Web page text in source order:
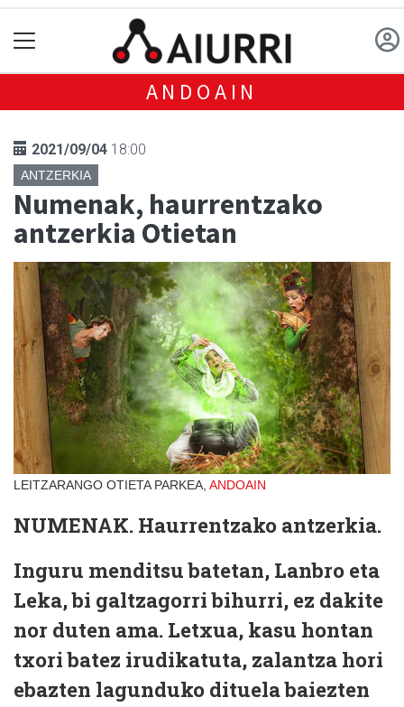
ANDOAIN
2021/09/04 18:00
ANTZERKIA
Numenak, haurrentzako
antzerkia Otietan
LEITZARANGO OTIETA PARKEA, ANDOAIN
NUMENAK. Haurrentzako antzerkia.
Inguru menditsu batetan, Lanbro eta
Leka, bi galtzagorri bihurri, ez dakite
nor duten ama. Letxua, kasu hontan
txori batez irudikatuta, zalantza hori
ebazten lagunduko dituela baiezten